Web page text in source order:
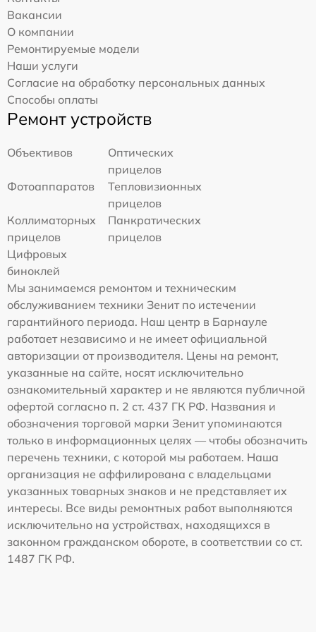
Вакансии
О компании
Ремонтируемые модели
Наши услуги
Согласие на обработку персональных данных
Способы оплаты
Ремонт устройств
Объективов
Оптических
прицелов
Фотоаппаратов
Тепловизионных
прицелов
Коллиматорных
прицелов
Панкратических
прицелов
Цифровых
биноклей
Мы занимаемся ремонтом и техническим
обслуживанием техники Зенит по истечении
гарантийного периода. Наш центр в Барнауле
работает независимо и не имеет официальной
авторизации от производителя. Цены на ремонт,
указанные на сайте, носят исключительно
ознакомительный характер и не являются публичной
офертой согласно п. 2 ст. 437 ГК РФ. Названия и
обозначения торговой марки Зенит упоминаются
только в информационных целях — чтобы обозначить
перечень техники, с которой мы работаем. Наша
организация не аффилирована с владельцами
указанных товарных знаков и не представляет их
интересы. Все виды ремонтных работ выполняются
исключительно на устройствах, находящихся в
законном гражданском обороте, в соответствии со ст.
1487 ГК РФ.